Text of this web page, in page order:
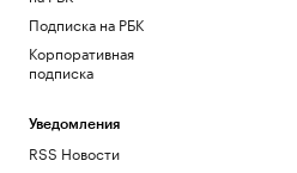
Подписка на РБК
Корпоративная
подписка
Уведомления
RSS Новости